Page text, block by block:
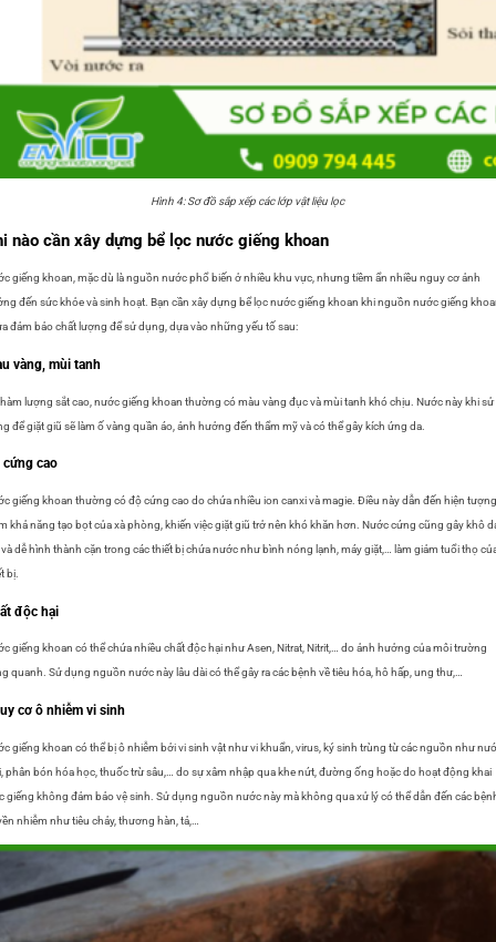
Hình 4: Sơ đồ sắp xếp các lớp vật liệu lọc
nào cần xây dựng bể lọc nước giếng khoan
giếng khoan, mặc dù là nguồn nước phổ biến ở nhiều khu vực, nhưng tiềm ẩn nhiều nguy cơ ảnh
đến sức khỏe và sinh hoạt. Bạn cần xây dựng bể lọc nước giếng khoan khi nguồn nước giếng
đảm bảo chất lượng để sử dụng, dựa vào những yếu tố sau:
vàng, mùi tanh
lượng sắt cao, nước giếng khoan thường có màu vàng đục và mùi tanh khó chịu. Nước này khi sử
để giặt giũ sẽ làm ố vàng quần áo, ảnh hưởng đến thẩm mỹ và có thể gây kích ứng da.
cao
giếng khoan thường có độ cứng cao do chứa nhiều ion canxi và magie. Điều này dẫn đến hiện tượng
khả năng tạo bọt của xà phòng, khiến việc giặt giũ trở nên khó khăn hơn. Nước cứng cũng gây khô
dễ hình thành cặn trong các thiết bị chứa nước như bình nóng lạnh, máy giặt,… làm giảm tuổi thọ
bị.
độc hại
giếng khoan có thể chứa nhiều chất độc hại như Asen, Nitrat, Nitrit,… do ảnh hưởng của môi trường
quanh. Sử dụng nguồn nước này lâu dài có thể gây ra các bệnh về tiêu hóa, hô hấp, ung thư,…
cơ ô nhiễm vi sinh
giếng khoan có thể bị ô nhiễm bởi vi sinh vật như vi khuẩn, virus, ký sinh trùng từ các nguồn như
phân bón hóa học, thuốc trừ sâu,… do sự xâm nhập qua khe nứt, đường ống hoặc do hoạt động khai
giếng không đảm bảo vệ sinh. Sử dụng nguồn nước này mà không qua xử lý có thể dẫn đến các
nhiễm như tiêu chảy, thương hàn, tả,…